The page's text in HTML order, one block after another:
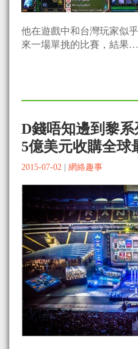
他在遊戲中和台灣玩家似
來一場單挑的比賽，結果…
D錢唔知邊到黎
5億美元收購全球
2015-07-02 網絡趣事